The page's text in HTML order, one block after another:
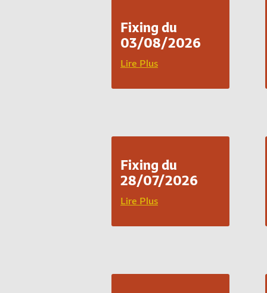
Fixing du
03/08/2026
Lire Plus
Fixing du
28/07/2026
Lire Plus